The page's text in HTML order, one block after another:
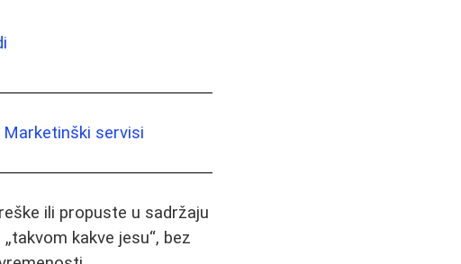
Marketinški servisi
ili propuste u sadržaju
kakve jesu“, bez